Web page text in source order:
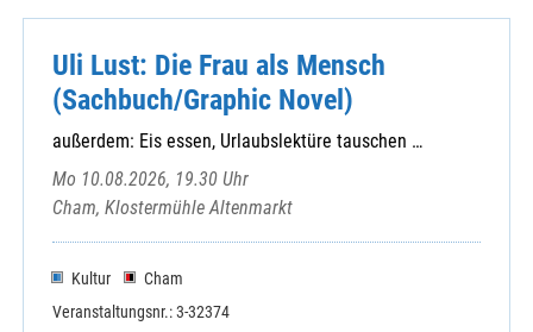
Uli Lust: Die Frau als Mensch
(Sachbuch/Graphic Novel)
außerdem: Eis essen, Urlaubslektüre tauschen …
Mo 10.08.2026, 19.30 Uhr
Cham, Klostermühle Altenmarkt
Kultur
Cham
Veranstaltungsnr.: 3-32374